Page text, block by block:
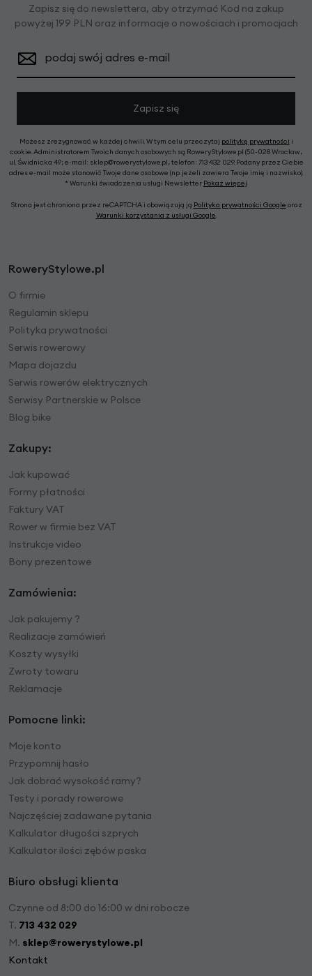
Zapisz się do newslettera, aby otrzymać Kod na zakup
powyżej 199 PLN oraz informacje o nowościach i promocjach
podaj swój adres e-mail
Zapisz się
Możesz zrezygnować w każdej chwili. W tym celu przeczytaj politykę prywatności i
cookie. Administratorem Twoich danych osobowych są RoweryStylowe.pl (50-028 Wrocław,
ul. Świdnicka 49; e-mail: sklep@rowerystylowe.pl, telefon: 713 432 029. Podany przez Ciebie
adres e-mail może stanowić Twoje dane osobowe (np. jeżeli zawiera Twoje imię i nazwisko).
* Warunki świadczenia usługi Newsletter Pokaż więcej
Strona jest chroniona przez reCAPTCHA i obowiązują ją Polityka prywatności Google oraz
Warunki korzystania z usługi Google.
RoweryStylowe.pl
O firmie
Regulamin sklepu
Polityka prywatności
Serwis rowerowy
Mapa dojazdu
Serwis rowerów elektrycznych
Serwisy Partnerskie w Polsce
Blog bike
Zakupy:
Jak kupować
Formy płatności
Faktury VAT
Rower w firmie bez VAT
Instrukcje video
Bony prezentowe
Zamówienia:
Jak pakujemy ?
Realizacje zamówień
Koszty wysyłki
Zwroty towaru
Reklamacje
Pomocne linki:
Moje konto
Przypomnij hasło
Jak dobrać wysokość ramy?
Testy i porady rowerowe
Najczęściej zadawane pytania
Kalkulator długości szprych
Kalkulator ilości zębów paska
Biuro obsługi klienta
Czynne od 8:00 do 16:00 w dni robocze
T. 713 432 029
M. sklep@rowerystylowe.pl
Kontakt